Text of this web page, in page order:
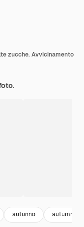
zucche. Avvicinamento
autunno autumn